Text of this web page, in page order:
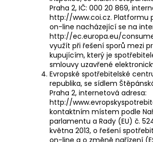
Praha 2, IČ: 000 20 869,
http://www.coi.cz. Platformu
on-line nacházející se na
http://ec.europa.eu/
využít při řešení sporů mezi
kupujícím, který je
smlouvy uzavřené
Evropské spotřebitelské
republika, se sídlem
Praha 2, internetová adresa:
http://
kontaktním místem podle
parlamentu a Rady (EU) č.
května 2013, o řešení
on-line a o změně nařízení